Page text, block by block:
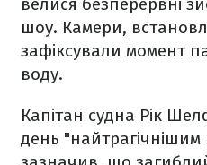
шоу. Камери,
зафіксували момент
воду.
Капітан судна Рік
день "найтрагічнішим